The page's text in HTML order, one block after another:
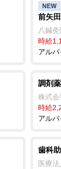
NEW
前矢
八鍼
時給
アル
調剤
株式
時給
アル
歯科
医療